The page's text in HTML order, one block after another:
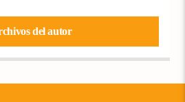
del autor